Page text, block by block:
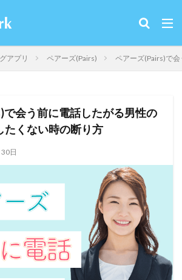
アプリ ペアーズ(Pairs) ペアーズ(Pairs)で
で会う前に電話したがる男性の
たくない時の断り方
日